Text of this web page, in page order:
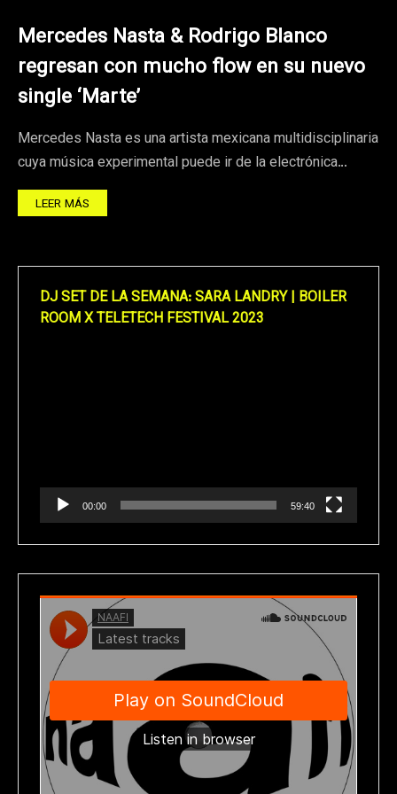
Mercedes Nasta & Rodrigo Blanco
regresan con mucho flow en su nuevo
single ‘Marte’
Mercedes Nasta es una artista mexicana multidisciplinaria
cuya música experimental puede ir de la electrónica…
LEER MÁS
DJ SET DE LA SEMANA: SARA LANDRY | BOILER
ROOM X TELETECH FESTIVAL 2023
00:00 59:40